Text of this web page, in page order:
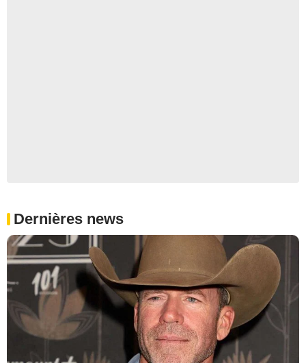
Dernières news